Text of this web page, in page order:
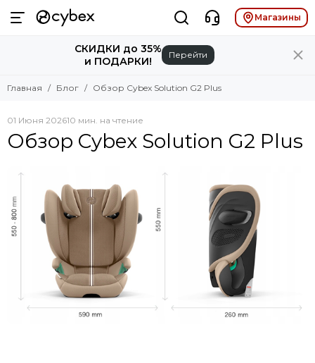
Магазины
СКИДКИ до 35%
и ПОДАРКИ!
Перейти
Главная Блог Обзор Cybex Solution G2 Plus
01 Июня 202610 мин. на чтение
Обзор Cybex Solution G2 Plus